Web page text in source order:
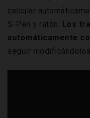
calcular
S-Pen y ratón. Los
automáticamente
seguir